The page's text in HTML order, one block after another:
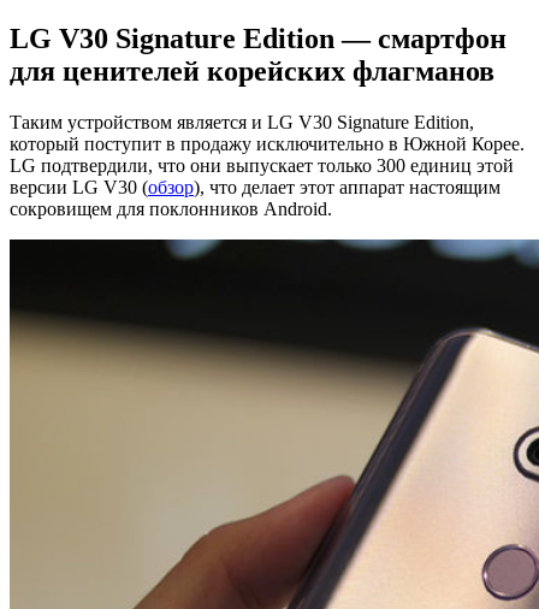
LG V30 Signature Edition — смартфон
для ценителей корейских флагманов
Таким устройством является и LG V30 Signature Edition,
который поступит в продажу исключительно в Южной Корее.
LG подтвердили, что они выпускает только 300 единиц этой
версии LG V30 (обзор), что делает этот аппарат настоящим
сокровищем для поклонников Android.